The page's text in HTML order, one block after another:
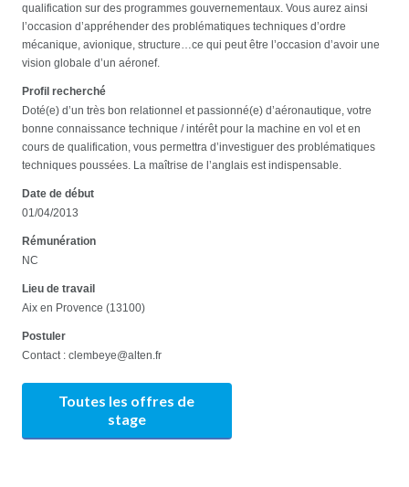
qualification sur des programmes gouvernementaux. Vous aurez ainsi
l’occasion d’appréhender des problématiques techniques d’ordre
mécanique, avionique, structure…ce qui peut être l’occasion d’avoir une
vision globale d’un aéronef.
Profil recherché
Doté(e) d’un très bon relationnel et passionné(e) d’aéronautique, votre
bonne connaissance technique / intérêt pour la machine en vol et en
cours de qualification, vous permettra d’investiguer des problématiques
techniques poussées. La maîtrise de l’anglais est indispensable.
Date de début
01/04/2013
Rémunération
NC
Lieu de travail
Aix en Provence (13100)
Postuler
Contact : clembeye@alten.fr
Toutes les offres de
stage